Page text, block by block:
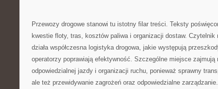
Przewozy drogowe stanowi tu istotny filar treści. Teksty
kwestie floty, tras, kosztów paliwa i organizacji dostaw.
działa współczesna logistyka drogowa, jakie występują
operatorzy poprawiają efektywność. Szczególne miejsce zajmują
odpowiedzialnej jazdy i organizacji ruchu, ponieważ sprawny
ale też przewidywanie zagrożeń oraz odpowiedzialne zarządzanie.